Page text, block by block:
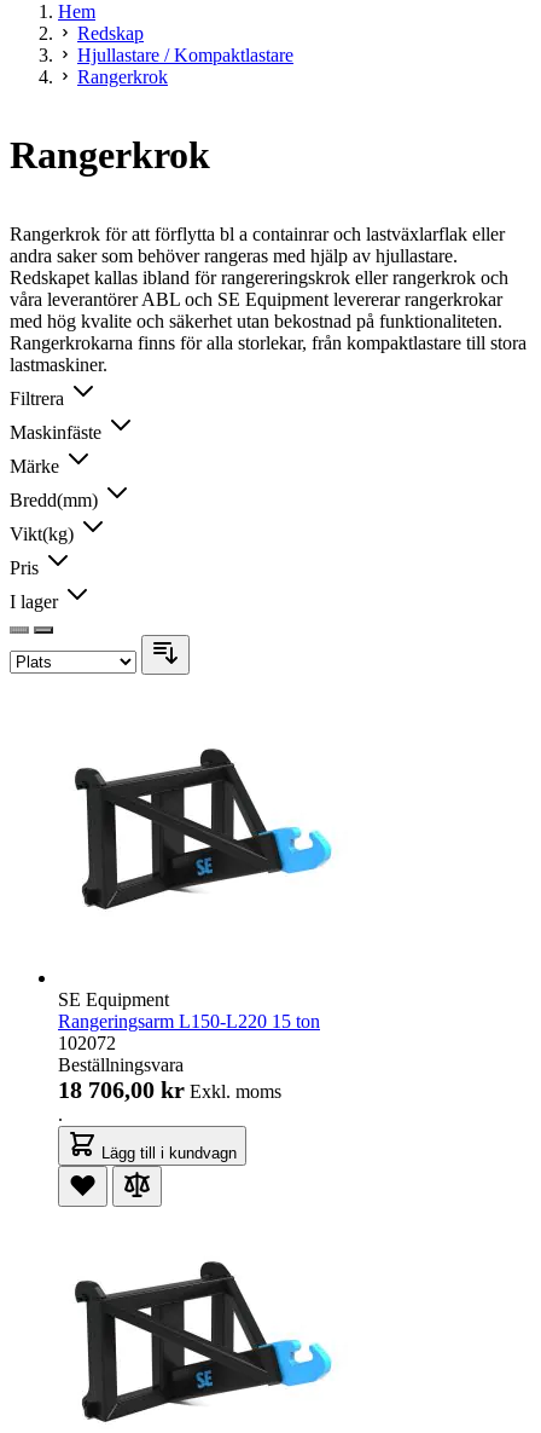
Hem
Redskap
Hjullastare / Kompaktlastare
Rangerkrok
Rangerkrok
Rangerkrok för att förflytta bl a containrar och lastväxlarflak eller
andra saker som behöver rangeras med hjälp av hjullastare.
Redskapet kallas ibland för rangereringskrok eller rangerkrok och
våra leverantörer ABL och SE Equipment levererar rangerkrokar
med hög kvalite och säkerhet utan bekostnad på funktionaliteten.
Rangerkrokarna finns för alla storlekar, från kompaktlastare till stora
lastmaskiner.
Filtrera
Maskinfäste
Märke
Bredd(mm)
Vikt(kg)
Pris
I lager
SE Equipment
Rangeringsarm L150-L220 15 ton
102072
Beställningsvara
18 706,00 kr Exkl. moms
.
Lägg till i kundvagn